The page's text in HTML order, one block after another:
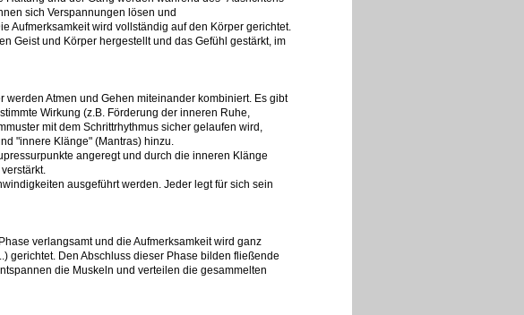
sich Verspannungen lösen und
Aufmerksamkeit wird vollständig auf den Körper gerichtet.
Geist und Körper hergestellt und das Gefühl gestärkt, im
werden Atmen und Gehen miteinander kombiniert. Es gibt
Wirkung (z.B. Förderung der inneren Ruhe,
mit dem Schrittrhythmus sicher gelaufen wird,
"innere Klänge" (Mantras) hinzu.
angeregt und durch die inneren Klänge
ausgeführt werden. Jeder legt für sich sein
verlangsamt und die Aufmerksamkeit wird ganz
gerichtet. Den Abschluss dieser Phase bilden fließende
die Muskeln und verteilen die gesammelten